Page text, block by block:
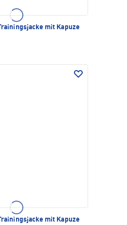
mit Kapuze
mit Kapuze